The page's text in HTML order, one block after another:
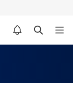
알림설정 바로가기 검색 바로가기 메뉴 열기